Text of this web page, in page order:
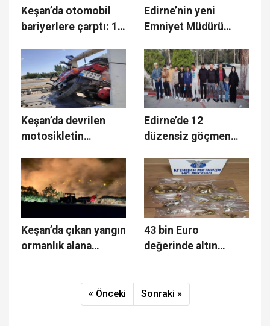
Keşan’da otomobil
bariyerlere çarptı: 1
Edirne’nin yeni
Emniyet Müdürü
Keşan’da devrilen
motosikletin
Edirne’de 12
düzensiz göçmen
tutuklandı
Keşan’da çıkan yangın
ormanlık alana
43 bin Euro
değerinde altın
« Önceki Sonraki »